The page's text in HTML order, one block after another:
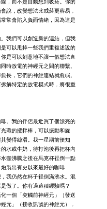
，而不是自動想到吸菸。你的
說，改變想法比戒菸更容易，
常會陷入負面情緒，因為這是
我們可以創造新的連結，但我
可以甩掉一些我們重複述說的
是可以刻意地不讓一個想法直
時放電的神經元之間的聯繫。
長，它們的神經連結就愈弱。
解特定的放電模式時，將很重
。我的伴侶最近買了個漂亮的
環的攪拌棒，可以振動和旋
變得絲滑。我一星期前便知
水或牛奶，待打泡後再把杯內
壺沸騰之後在馬克杯裡倒一點
製出有史以來最好的咖啡……
我仍然在杯子裡倒滿沸水。混
做了。你有過這種經驗嗎？
一個「突觸前神經元」（發送
元」（接收訊號的神經元），